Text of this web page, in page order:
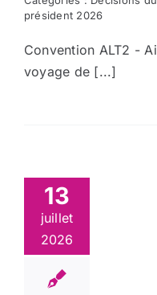
président 2026
Convention ALT2 -
voyage de [...]
13
juillet
2026